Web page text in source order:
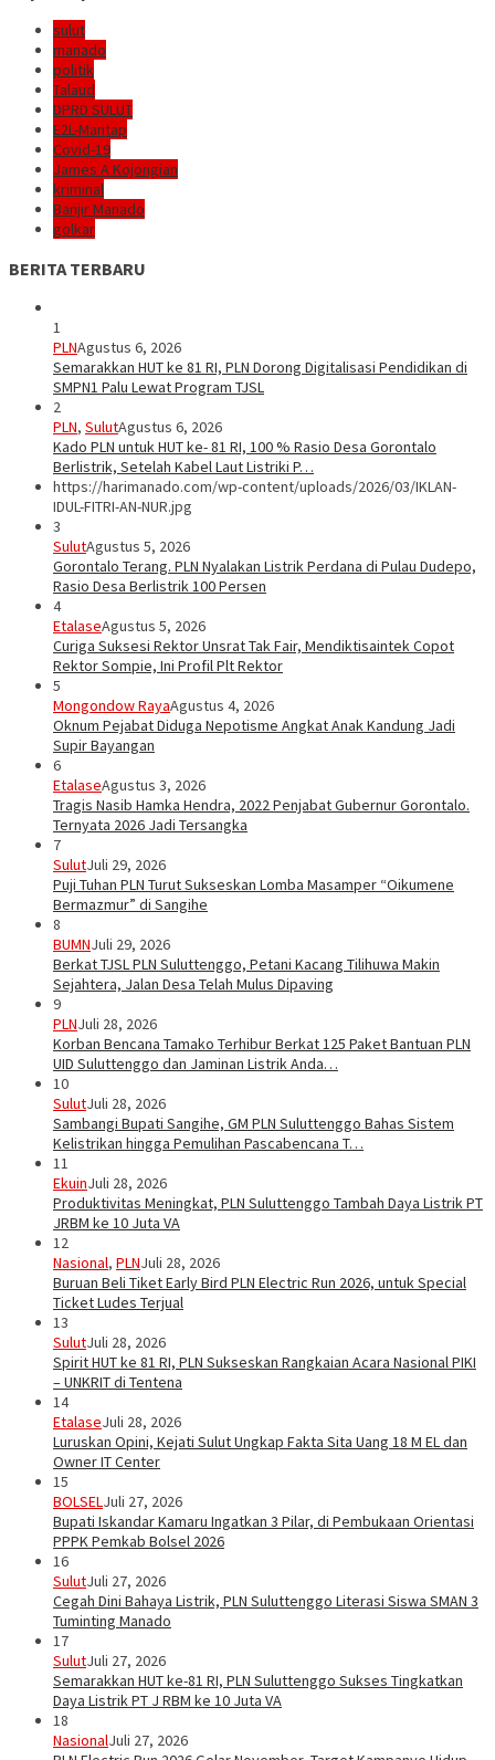
sulut
manado
politik
Talaud
DPRD SULUT
E2L-Mantap
Covid-19
James A Kojongian
kriminal
Banjir Manado
golkar
BERITA TERBARU
1
PLNAgustus 6, 2026
Semarakkan HUT ke 81 RI, PLN Dorong Digitalisasi Pendidikan di
SMPN1 Palu Lewat Program TJSL
2
PLN, SulutAgustus 6, 2026
Kado PLN untuk HUT ke- 81 RI, 100 % Rasio Desa Gorontalo
Berlistrik, Setelah Kabel Laut Listriki P…
https://harimanado.com/wp-content/uploads/2026/03/IKLAN-
IDUL-FITRI-AN-NUR.jpg
3
SulutAgustus 5, 2026
Gorontalo Terang. PLN Nyalakan Listrik Perdana di Pulau Dudepo,
Rasio Desa Berlistrik 100 Persen
4
EtalaseAgustus 5, 2026
Curiga Suksesi Rektor Unsrat Tak Fair, Mendiktisaintek Copot
Rektor Sompie, Ini Profil Plt Rektor
5
Mongondow RayaAgustus 4, 2026
Oknum Pejabat Diduga Nepotisme Angkat Anak Kandung Jadi
Supir Bayangan
6
EtalaseAgustus 3, 2026
Tragis Nasib Hamka Hendra, 2022 Penjabat Gubernur Gorontalo.
Ternyata 2026 Jadi Tersangka
7
SulutJuli 29, 2026
Puji Tuhan PLN Turut Sukseskan Lomba Masamper “Oikumene
Bermazmur” di Sangihe
8
BUMNJuli 29, 2026
Berkat TJSL PLN Suluttenggo, Petani Kacang Tilihuwa Makin
Sejahtera, Jalan Desa Telah Mulus Dipaving
9
PLNJuli 28, 2026
Korban Bencana Tamako Terhibur Berkat 125 Paket Bantuan PLN
UID Suluttenggo dan Jaminan Listrik Anda…
10
SulutJuli 28, 2026
Sambangi Bupati Sangihe, GM PLN Suluttenggo Bahas Sistem
Kelistrikan hingga Pemulihan Pascabencana T…
11
EkuinJuli 28, 2026
Produktivitas Meningkat, PLN Suluttenggo Tambah Daya Listrik PT
JRBM ke 10 Juta VA
12
Nasional, PLNJuli 28, 2026
Buruan Beli Tiket Early Bird PLN Electric Run 2026, untuk Special
Ticket Ludes Terjual
13
SulutJuli 28, 2026
Spirit HUT ke 81 RI, PLN Sukseskan Rangkaian Acara Nasional PIKI
– UNKRIT di Tentena
14
EtalaseJuli 28, 2026
Luruskan Opini, Kejati Sulut Ungkap Fakta Sita Uang 18 M EL dan
Owner IT Center
15
BOLSELJuli 27, 2026
Bupati Iskandar Kamaru Ingatkan 3 Pilar, di Pembukaan Orientasi
PPPK Pemkab Bolsel 2026
16
SulutJuli 27, 2026
Cegah Dini Bahaya Listrik, PLN Suluttenggo Literasi Siswa SMAN 3
Tuminting Manado
17
SulutJuli 27, 2026
Semarakkan HUT ke-81 RI, PLN Suluttenggo Sukses Tingkatkan
Daya Listrik PT J RBM ke 10 Juta VA
18
NasionalJuli 27, 2026